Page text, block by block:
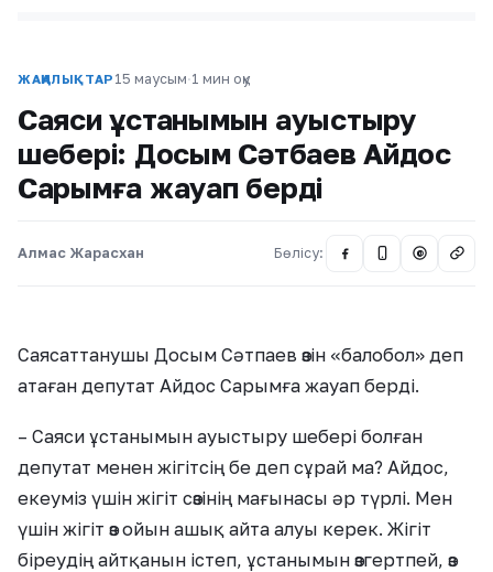
ЖАҢАЛЫҚТАР 15 маусым·1 мин оқу
Саяси ұстанымын ауыстыру
шебері: Досым Сәтбаев Айдос
Сарымға жауап берді
Алмас Жарасхан Бөлісу: @
Саясаттанушы Досым Сәтпаев өзін «балобол» деп
атаған депутат Айдос Сарымға жауап берді.
– Саяси ұстанымын ауыстыру шебері болған
депутат менен жігітсің бе деп сұрай ма? Айдос,
екеуміз үшін жігіт сөзінің мағынасы әр түрлі. Мен
үшін жігіт өз ойын ашық айта алуы керек. Жігіт
біреудің айтқанын істеп, ұстанымын өзгертпей, өз